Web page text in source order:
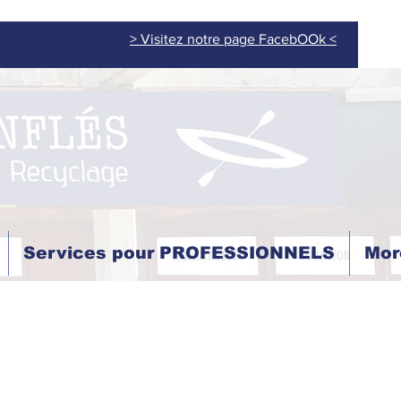
> Visitez notre page FacebOOk <
Services pour PROFESSIONNELS